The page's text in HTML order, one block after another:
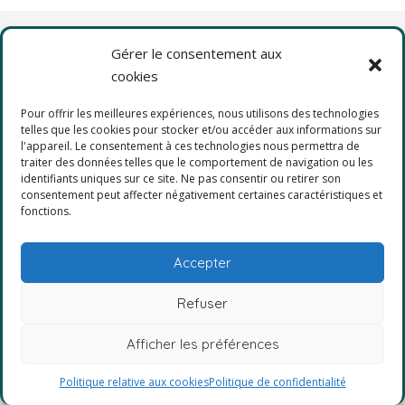
Gérer le consentement aux
cookies
Pour offrir les meilleures expériences, nous utilisons des technologies
telles que les cookies pour stocker et/ou accéder aux informations sur
l'appareil. Le consentement à ces technologies nous permettra de
traiter des données telles que le comportement de navigation ou les
identifiants uniques sur ce site. Ne pas consentir ou retirer son
consentement peut affecter négativement certaines caractéristiques et
fonctions.
Accepter
Refuser
Afficher les préférences
Politique relative aux cookiesPolitique de confidentialité
2025
Dover Finishing Products